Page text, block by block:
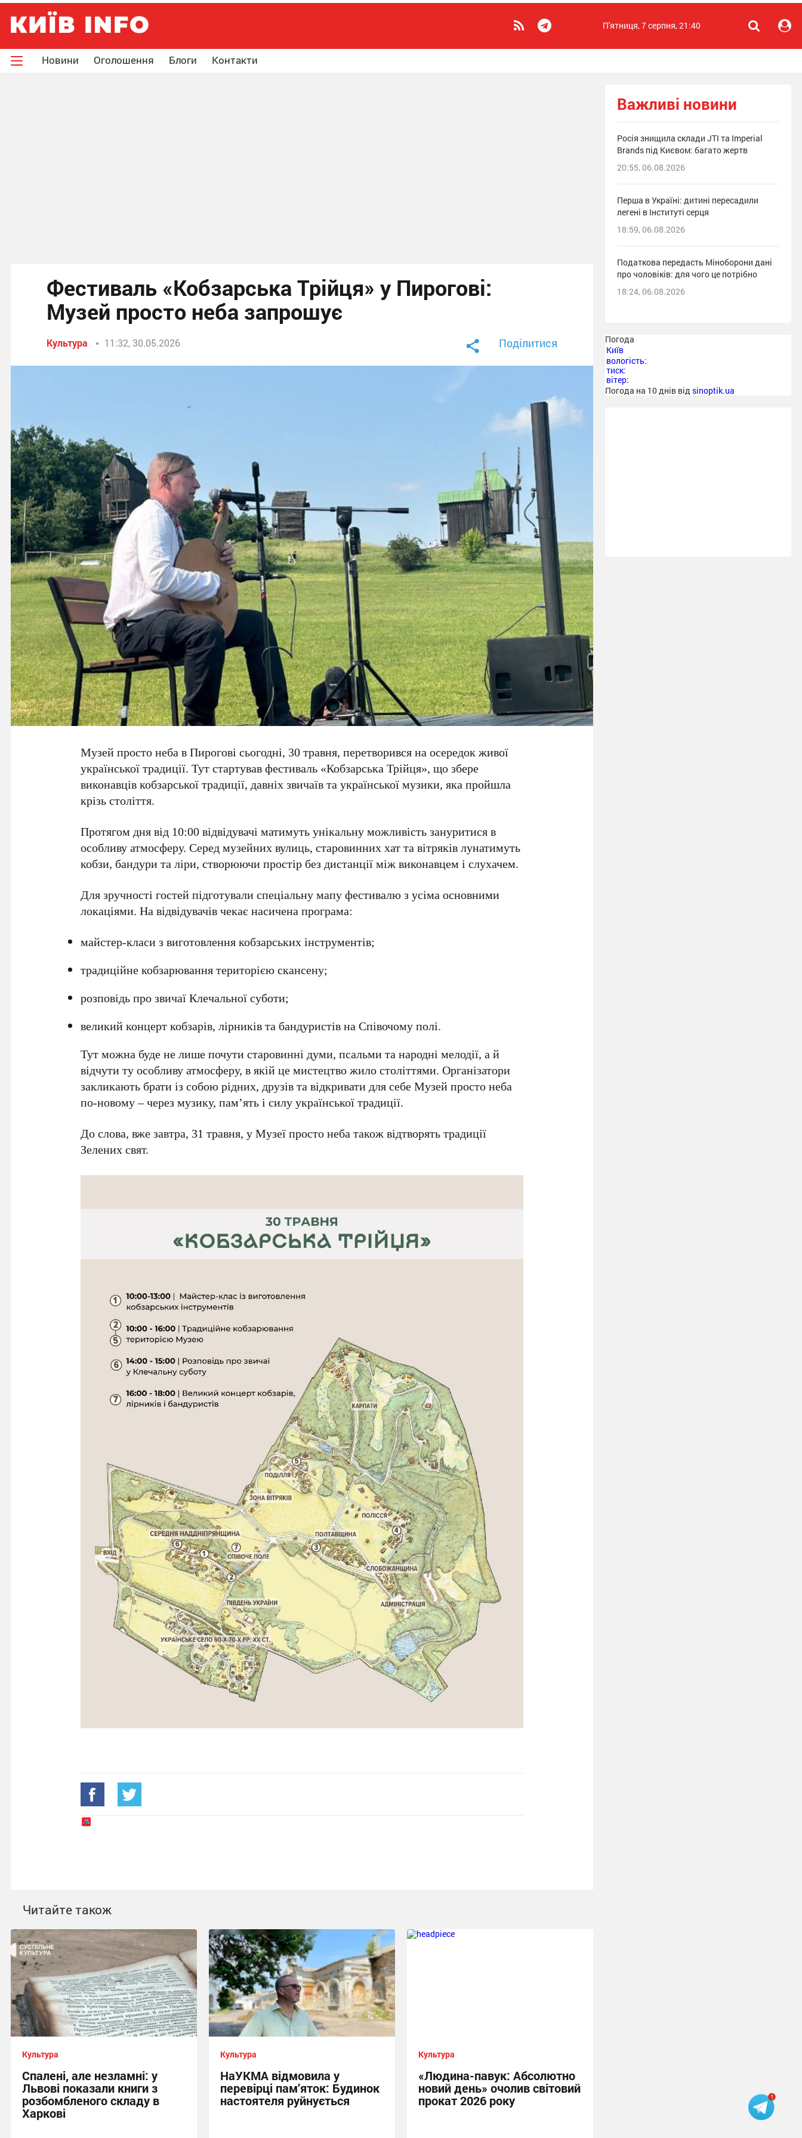
П'ятниця, 7 серпня, 21:40
Новини Оголошення Блоги Контакти
Фестиваль «Кобзарська Трійця» у Пирогові:
Музей просто неба запрошує
Культура 11:32, 30.05.2026 Поділитися
Музей просто неба в Пирогові сьогодні, 30 травня, перетворився на осередок живої
української традиції. Тут стартував фестиваль «Кобзарська Трійця», що збере
виконавців кобзарської традиції, давніх звичаїв та української музики, яка пройшла
крізь століття.
Протягом дня від 10:00відвідувачі матимуть унікальну можливість зануритися в
особливу атмосферу. Серед музейних вулиць, старовинних хат та вітряків лунатимуть
кобзи, бандури та ліри, створюючи простір без дистанції між виконавцем і слухачем.
Для зручності гостей підготували спеціальну мапу фестивалю з усіма основними
локаціями. На відвідувачів чекає насичена програма:
майстер-класи з виготовлення кобзарських інструментів;
традиційне кобзарювання територією скансену;
розповідь про звичаї Клечальної суботи;
великий концерт кобзарів, лірників та бандуристів наСпівочому полі.
Тут можна буде не лише почути старовинні думи, псальми та народні мелодії, а й
відчути ту особливу атмосферу, в якій це мистецтво жило століттями. Організатори
закликають брати із собою рідних, друзів та відкривати для себе Музей просто неба
по-новому – через музику, пам’ять і силу української традиції.
До слова, вже завтра, 31 травня, у Музеї просто неба також відтворять традиції
Зелених свят.
Читайте також
Культура
Спалені, але незламні: у
Львові показали книги з
розбомбленого складу в
Харкові
Культура
НаУКМА відмовила у
перевірці пам’яток: Будинок
настоятеля руйнується
Культура
«Людина-павук: Абсолютно
новий день» очолив світовий
прокат 2026 року
Важливі новини
Росія знищила склади JTI та Imperial
Brands під Києвом: багато жертв
20:55, 06.08.2026
Перша в Україні: дитині пересадили
легені в Інституті серця
18:59, 06.08.2026
Податкова передасть Міноборони дані
про чоловіків: для чого це потрібно
18:24, 06.08.2026
Погода
Київ
вологість:
тиск:
вітер:
Погода на 10 днів від sinoptik.ua